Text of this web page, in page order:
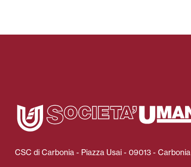
CSC di Carbonia - Piazza Usai - 09013 - Carbonia